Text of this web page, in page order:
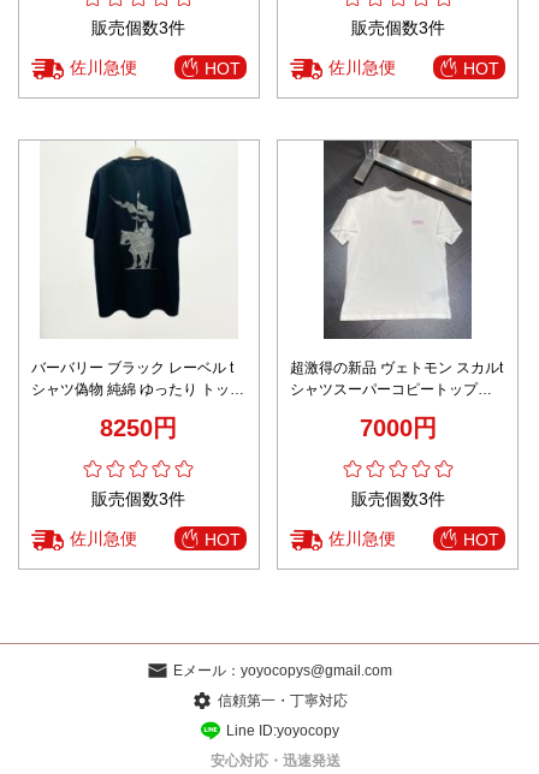
販売個数3件
佐川急便 HOT
販売個数3件
佐川急便 HOT
バーバリー ブラック レーベル t
シャツ偽物 純綿 ゆったり トップ
8250円
販売個数3件
佐川急便 HOT
超激得の新品 ヴェトモン スカルt
シャツスーパーコピートップス
ンズ ホワイト7000円
販売個数3件
佐川急便 HOT
Eメール： yoyocopys@gmail.com
信頼第一・丁寧対応
Line ID:yoyocopy
安心対応・迅速発送